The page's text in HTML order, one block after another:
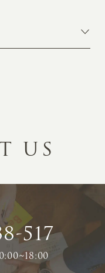
T US
517